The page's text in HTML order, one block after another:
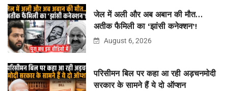
जेल में अली और अब अबान की मौत…
अतीक फैमिली का ‘झांसी कनेक्शन’!
August 6, 2026
परिसीमन बिल पर कहा आ रही अड़चनमोदी
सरकार के सामने हैं ये दो ऑप्शन